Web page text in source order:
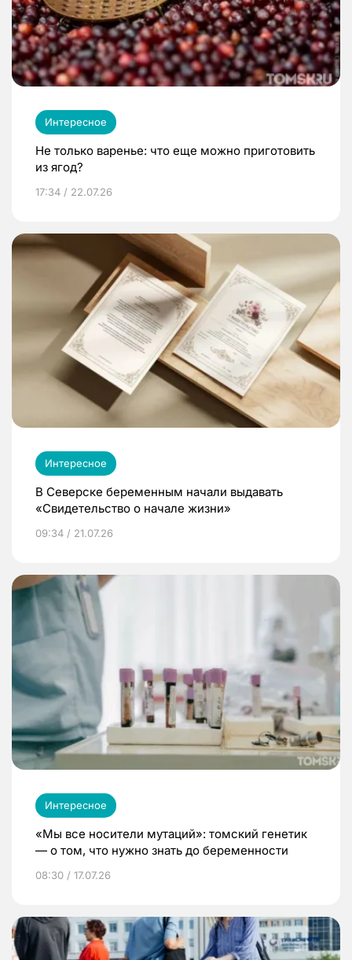
Интересное
Не только варенье: что еще можно приготовить
из ягод?
17:34 / 22.07.26
Интересное
В Северске беременным начали выдавать
«Свидетельство о начале жизни»
09:34 / 21.07.26
Интересное
«Мы все носители мутаций»: томский генетик
— о том, что нужно знать до беременности
08:30 / 17.07.26